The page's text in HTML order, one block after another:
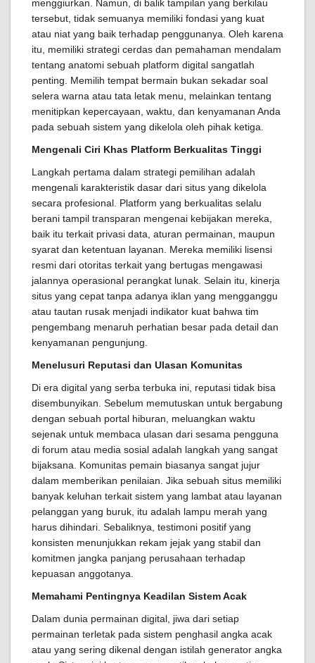
menggiurkan. Namun, di balik tampilan yang berkilau
tersebut, tidak semuanya memiliki fondasi yang kuat
atau niat yang baik terhadap penggunanya. Oleh karena
itu, memiliki strategi cerdas dan pemahaman mendalam
tentang anatomi sebuah platform digital sangatlah
penting. Memilih tempat bermain bukan sekadar soal
selera warna atau tata letak menu, melainkan tentang
menitipkan kepercayaan, waktu, dan kenyamanan Anda
pada sebuah sistem yang dikelola oleh pihak ketiga.
Mengenali Ciri Khas Platform Berkualitas Tinggi
Langkah pertama dalam strategi pemilihan adalah
mengenali karakteristik dasar dari situs yang dikelola
secara profesional. Platform yang berkualitas selalu
berani tampil transparan mengenai kebijakan mereka,
baik itu terkait privasi data, aturan permainan, maupun
syarat dan ketentuan layanan. Mereka memiliki lisensi
resmi dari otoritas terkait yang bertugas mengawasi
jalannya operasional perangkat lunak. Selain itu, kinerja
situs yang cepat tanpa adanya iklan yang mengganggu
atau tautan rusak menjadi indikator kuat bahwa tim
pengembang menaruh perhatian besar pada detail dan
kenyamanan pengunjung.
Menelusuri Reputasi dan Ulasan Komunitas
Di era digital yang serba terbuka ini, reputasi tidak bisa
disembunyikan. Sebelum memutuskan untuk bergabung
dengan sebuah portal hiburan, meluangkan waktu
sejenak untuk membaca ulasan dari sesama pengguna
di forum atau media sosial adalah langkah yang sangat
bijaksana. Komunitas pemain biasanya sangat jujur
dalam memberikan penilaian. Jika sebuah situs memiliki
banyak keluhan terkait sistem yang lambat atau layanan
pelanggan yang buruk, itu adalah lampu merah yang
harus dihindari. Sebaliknya, testimoni positif yang
konsisten menunjukkan rekam jejak yang stabil dan
komitmen jangka panjang perusahaan terhadap
kepuasan anggotanya.
Memahami Pentingnya Keadilan Sistem Acak
Dalam dunia permainan digital, jiwa dari setiap
permainan terletak pada sistem penghasil angka acak
atau yang sering dikenal dengan istilah generator angka